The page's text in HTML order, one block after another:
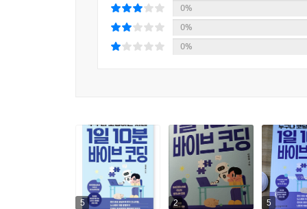
0%
0%
0%
5 2 5